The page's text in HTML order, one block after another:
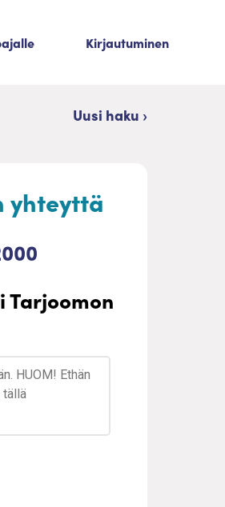
Kirjautuminen
Uusi haku ›
yhteyttä
Tarjoomon